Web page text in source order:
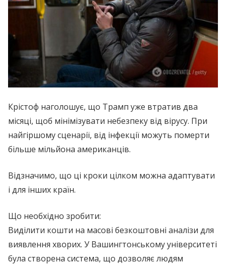
Крістоф наголошує, що Трамп уже втратив два
місяці, щоб мінімізувати небезпеку від вірусу. При
найгіршому сценарії, від інфекції можуть померти
більше мільйона американців.
Відзначимо, що ці кроки цілком можна адаптувати
і для інших країн.
Що необхідно зробити:
Виділити кошти на масові безкоштовні аналізи для
виявлення хворих. У Вашингтонському університеті
була створена система, що дозволяє людям